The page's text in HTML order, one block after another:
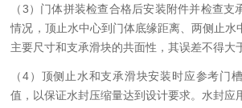
（3）门体拼装检查合格后安装附件并检查支
情况，顶止水中心到门体底缘距离、两侧止水
主要尺寸和支承滑块的共面性，其误差不得大
（4）顶侧止水和支承滑块安装时应参考门
值，以保证水封压缩量达到设计要求。水封应